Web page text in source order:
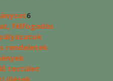
6
félfogadás
rendeletek
testület
ülések